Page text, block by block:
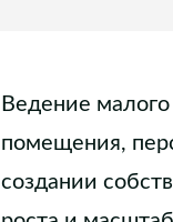
Ведение
помещения,
создании